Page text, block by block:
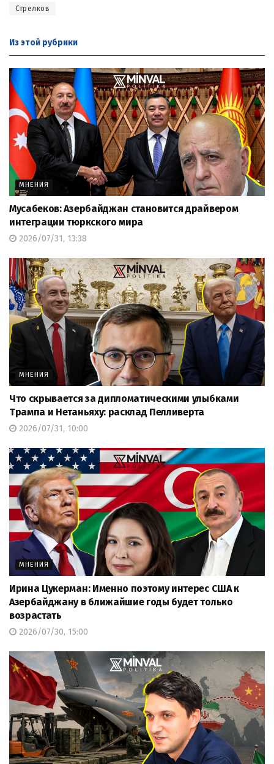
Стрелков
Из этой рубрики
МНЕНИЯ
Мусабеков: Азербайджан становится драйвером
интеграции тюркского мира
2026/07/31, 13:38
МНЕНИЯ
Что скрывается за дипломатическими улыбками
Трампа и Нетаньяху: расклад Пелливерта
2026/07/31, 10:00
МНЕНИЯ
Ирина Цукерман: Именно поэтому интерес США к
Азербайджану в ближайшие годы будет только
возрастать
2026/07/30, 15:00